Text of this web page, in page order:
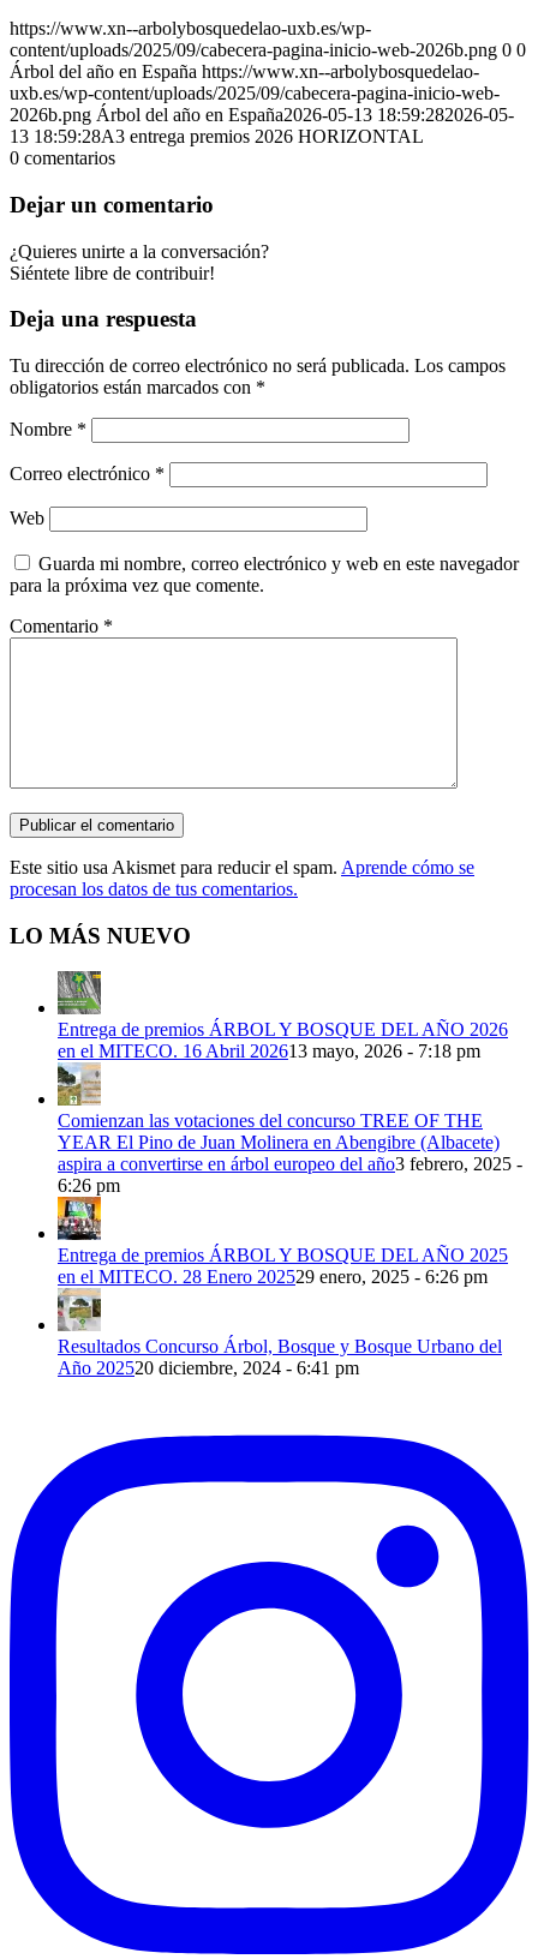
https://www.xn--arbolybosquedelao-uxb.es/wp-
content/uploads/2025/09/cabecera-pagina-inicio-web-2026b.png 0 0
Árbol del año en España https://www.xn--arbolybosquedelao-
uxb.es/wp-content/uploads/2025/09/cabecera-pagina-inicio-web-
2026b.png Árbol del año en España2026-05-13 18:59:282026-05-
13 18:59:28A3 entrega premios 2026 HORIZONTAL
0 comentarios
Dejar un comentario
¿Quieres unirte a la conversación?
Siéntete libre de contribuir!
Deja una respuesta
Tu dirección de correo electrónico no será publicada. Los campos
obligatorios están marcados con *
Nombre *
Correo electrónico *
Web
Guarda mi nombre, correo electrónico y web en este navegador
para la próxima vez que comente.
Comentario *
Este sitio usa Akismet para reducir el spam. Aprende cómo se
procesan los datos de tus comentarios.
LO MÁS NUEVO
Entrega de premios ÁRBOL Y BOSQUE DEL AÑO 2026
en el MITECO. 16 Abril 202613 mayo, 2026 - 7:18 pm
Comienzan las votaciones del concurso TREE OF THE
YEAR El Pino de Juan Molinera en Abengibre (Albacete)
aspira a convertirse en árbol europeo del año3 febrero, 2025 -
6:26 pm
Entrega de premios ÁRBOL Y BOSQUE DEL AÑO 2025
en el MITECO. 28 Enero 202529 enero, 2025 - 6:26 pm
Resultados Concurso Árbol, Bosque y Bosque Urbano del
Año 202520 diciembre, 2024 - 6:41 pm